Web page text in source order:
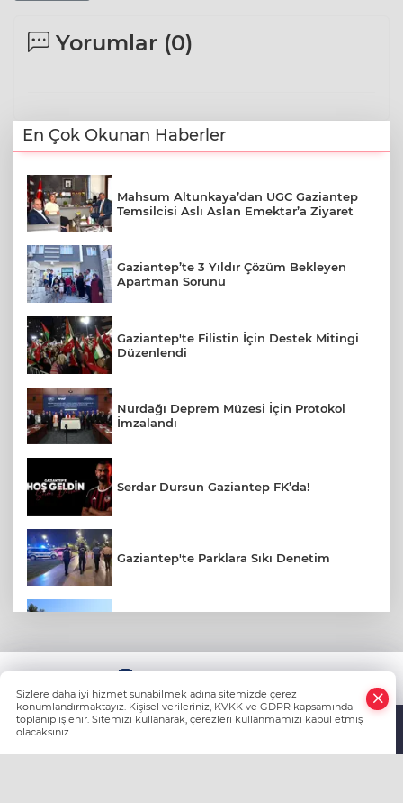
Yorumlar (0)
En Çok Okunan Haberler
Mahsum Altunkaya’dan UGC Gaziantep
Temsilcisi Aslı Aslan Emektar’a Ziyaret
Gaziantep’te 3 Yıldır Çözüm Bekleyen
Apartman Sorunu
Gaziantep'te Filistin İçin Destek Mitingi
Düzenlendi
Nurdağı Deprem Müzesi İçin Protokol
İmzalandı
Serdar Dursun Gaziantep FK’da!
Gaziantep'te Parklara Sıkı Denetim
Amerikalı Gelin Gaziantep'te Türk
Gelenekleriyle Dünyaevine Girdi
Sizlere daha iyi hizmet sunabilmek adına sitemizde çerez
konumlandırmaktayız. Kişisel verileriniz, KVKK ve GDPR kapsamında
toplanıp işlenir. Sitemizi kullanarak, çerezleri kullanmamızı kabul etmiş
olacaksınız.